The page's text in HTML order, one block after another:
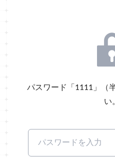
パスワード「1111」（
い